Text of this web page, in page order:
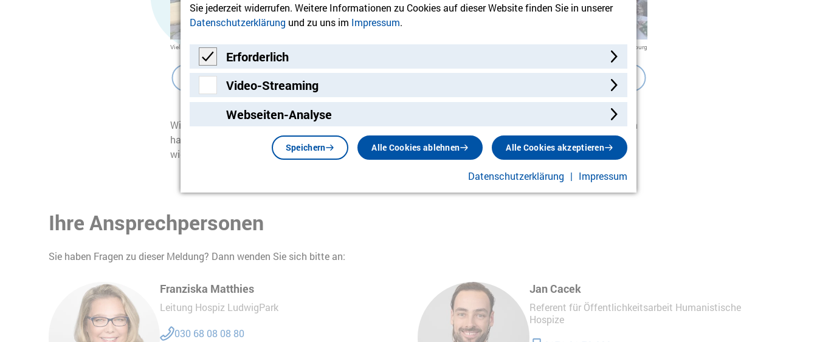
Viele Besucher*innen nutzten den Stand des Hospiz LudwigPark für einen Austausch. Foto: Humanistischer Verband Berlin-Brandenburg
Wir danken allen, die an unserem Stand vorbeigeschaut, gespendet oder einfach einen Moment innegehalten
haben. Der Bucher Weihnachtszauber hat erneut gezeigt, wie wertvoll diese Begegnungen sind – und wie
wichtig es bleibt, das Thema Sterben in die gesellschaftliche Mitte zu holen.
Ihre Ansprechpersonen
Sie haben Fragen zu dieser Meldung? Dann wenden Sie sich bitte an:
Franziska Matthies
Leitung Hospiz LudwigPark
030 68 08 08 80
Jan Cacek
Referent für Öffentlichkeitsarbeit Humanistische
Hospize
Sie jederzeit widerrufen. Weitere Informationen zu Cookies auf dieser Website finden Sie in unserer
Datenschutzerklärung und zu uns im Impressum.
Erforderlich
Erforderlich
Video-Streaming
Video-Streaming
Webseiten-Analyse
Speichern Alle Cookies ablehnen Alle Cookies akzeptieren
Datenschutzerklärung Impressum